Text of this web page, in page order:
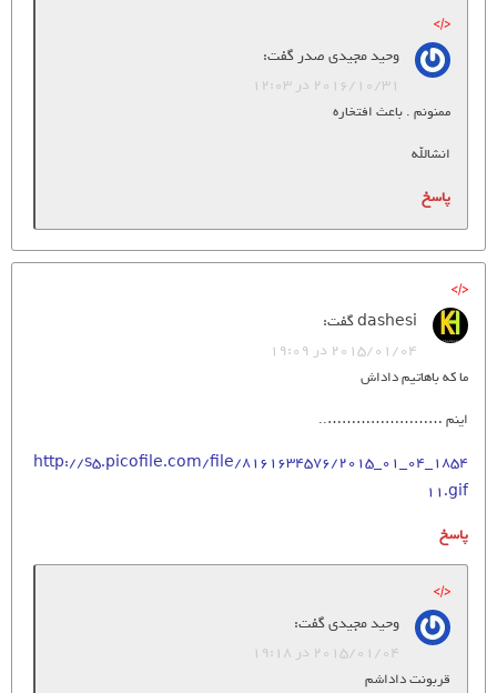
وحید مجیدی صدر گفت:
2016/10/31 در 12:03
ممنونم . باعث افتخاره
انشالله
پاسخ
dashesiگفت:
2015/01/04 در 19:09
ما که باهاتیم داداش
اینم ……………………..
http://s5.picofile.com/file/8161634576/2015_01_04_1854
11.gif
پاسخ
وحید مجیدیگفت:
2015/01/04 در 19:18
قربونت داداشم